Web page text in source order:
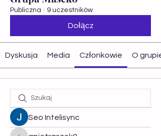
Publiczna · 9 uczestników
Dołącz
Dyskusja Media Członkowie O grupie
Seo Intelisync